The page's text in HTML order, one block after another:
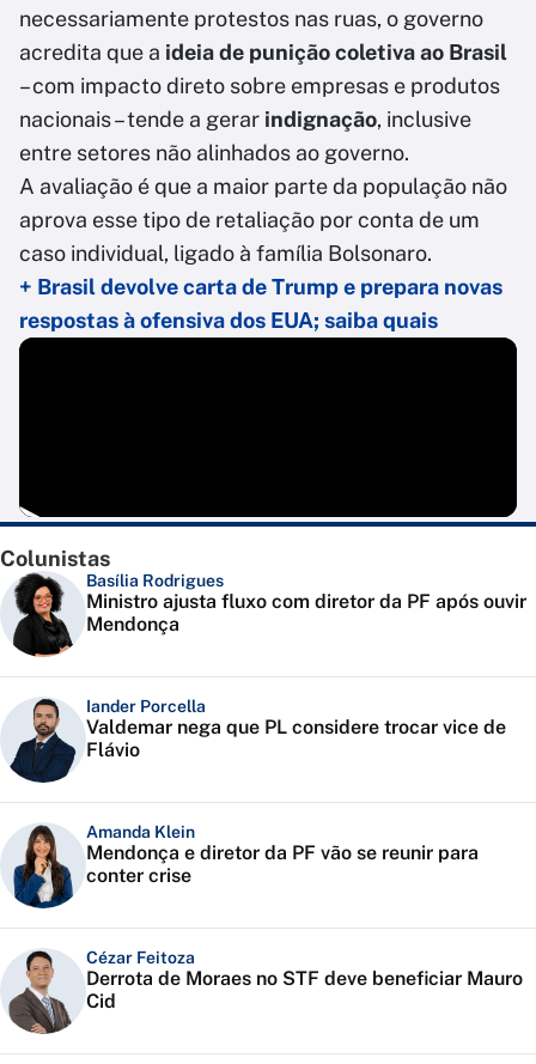
necessariamente protestos nas ruas, o governo
acredita que a ideia de punição coletiva ao Brasil
– com impacto direto sobre empresas e produtos
nacionais – tende a gerar indignação, inclusive
entre setores não alinhados ao governo.
A avaliação é que a maior parte da população não
aprova esse tipo de retaliação por conta de um
caso individual, ligado à família Bolsonaro.
+ Brasil devolve carta de Trump e prepara novas
respostas à ofensiva dos EUA; saiba quais
Colunistas
Basília Rodrigues
Ministro ajusta fluxo com diretor da PF após ouvir
Mendonça
Iander Porcella
Valdemar nega que PL considere trocar vice de
Flávio
Amanda Klein
Mendonça e diretor da PF vão se reunir para
conter crise
Cézar Feitoza
Derrota de Moraes no STF deve beneficiar Mauro
Cid